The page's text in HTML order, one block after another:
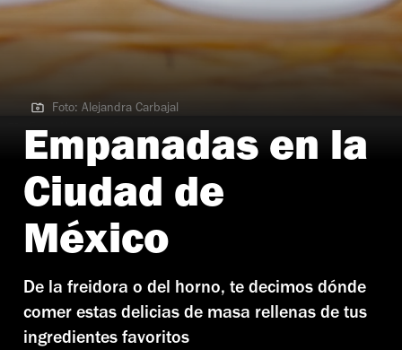
Foto: Alejandra Carbajal
Foto: Alejandra Carbajal
Empanadas en la
Ciudad de
México
De la freidora o del horno, te decimos dónde
comer estas delicias de masa rellenas de tus
ingredientes favoritos